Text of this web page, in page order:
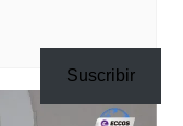
Suscribir